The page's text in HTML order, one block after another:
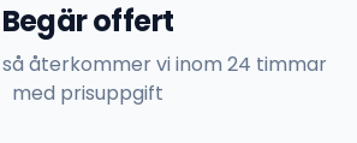
Begär offert
återkommer vi inom 24 timmar
med prisuppgift